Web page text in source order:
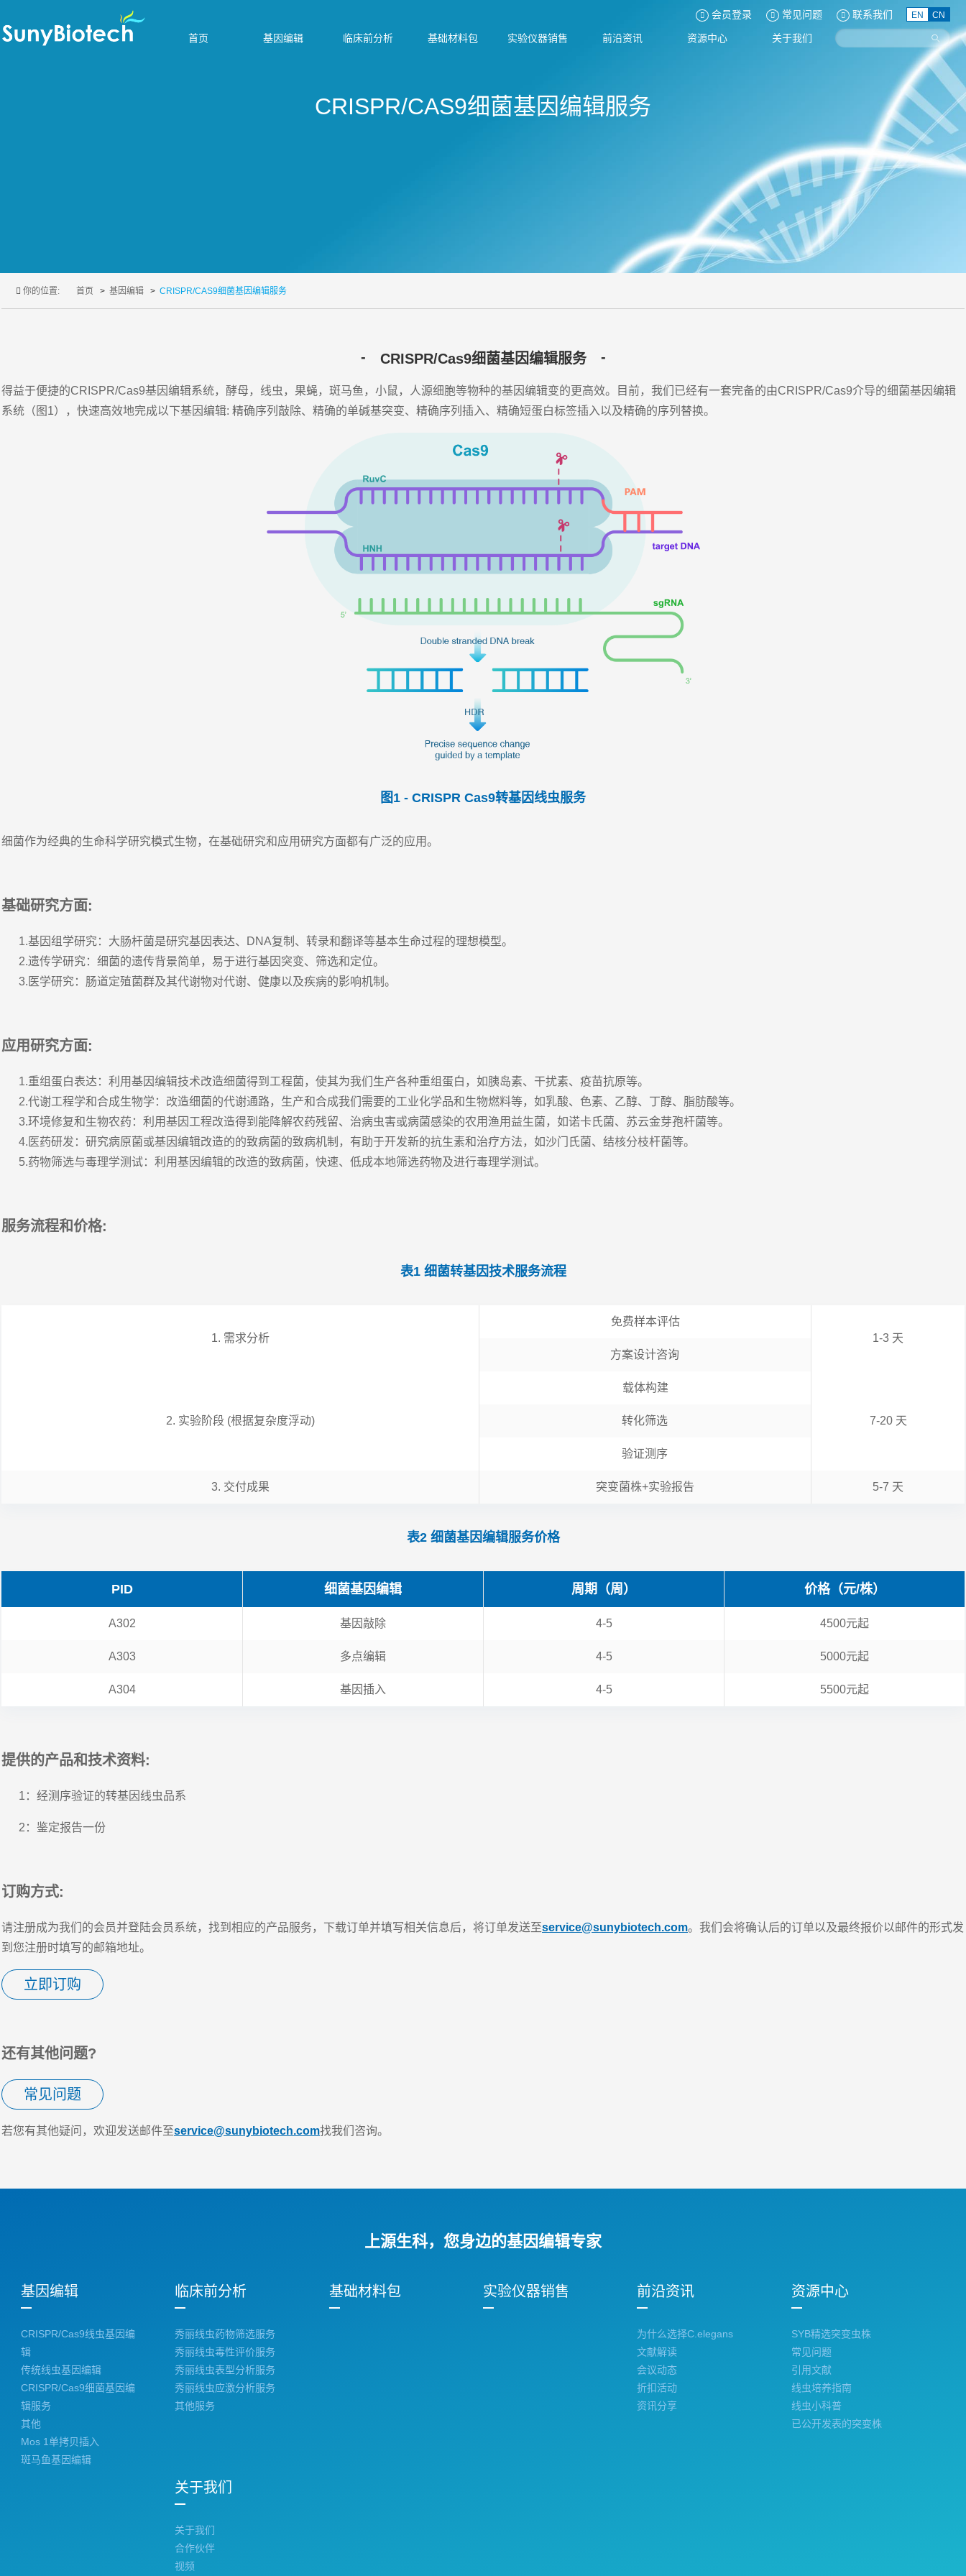
首页 基因编辑 临床前分析 基础材料包 实验仪器销售 前沿资讯 资源中心 关于我们
会员登录 常见问题 联系我们 EN CN
CRISPR/CAS9细菌基因编辑服务
你的位置: 首页 基因编辑 CRISPR/CAS9细菌基因编辑服务
CRISPR/Cas9细菌基因编辑服务
得益于便捷的CRISPR/Cas9基因编辑系统，酵母，线虫，果蝇，斑马鱼，小鼠，人源细胞等物种的基因编辑变的更高效。目前，我们已经有一套完备的由CRISPR/Cas9介导的细菌基因编辑
系统（图1），快速高效地完成以下基因编辑: 精确序列敲除、精确的单碱基突变、精确序列插入、精确短蛋白标签插入以及精确的序列替换。
图1 - CRISPR Cas9转基因线虫服务
细菌作为经典的生命科学研究模式生物，在基础研究和应用研究方面都有广泛的应用。
基础研究方面:
1.基因组学研究：大肠杆菌是研究基因表达、DNA复制、转录和翻译等基本生命过程的理想模型。
2.遗传学研究：细菌的遗传背景简单，易于进行基因突变、筛选和定位。
3.医学研究：肠道定殖菌群及其代谢物对代谢、健康以及疾病的影响机制。
应用研究方面:
1.重组蛋白表达：利用基因编辑技术改造细菌得到工程菌，使其为我们生产各种重组蛋白，如胰岛素、干扰素、疫苗抗原等。
2.代谢工程学和合成生物学：改造细菌的代谢通路，生产和合成我们需要的工业化学品和生物燃料等，如乳酸、色素、乙醇、丁醇、脂肪酸等。
3.环境修复和生物农药：利用基因工程改造得到能降解农药残留、治病虫害或病菌感染的农用渔用益生菌，如诺卡氏菌、苏云金芽孢杆菌等。
4.医药研发：研究病原菌或基因编辑改造的的致病菌的致病机制，有助于开发新的抗生素和治疗方法，如沙门氏菌、结核分枝杆菌等。
5.药物筛选与毒理学测试：利用基因编辑的改造的致病菌，快速、低成本地筛选药物及进行毒理学测试。
服务流程和价格:
表1 细菌转基因技术服务流程
1. 需求分析
免费样本评估
1-3 天
方案设计咨询
2. 实验阶段 (根据复杂度浮动)
载体构建
7-20 天
转化筛选
验证测序
3. 交付成果 突变菌株+实验报告 5-7 天
表2 细菌基因编辑服务价格
PID 细菌基因编辑 周期（周） 价格（元/株）
A302 基因敲除 4-5 4500元起
A303 多点编辑 4-5 5000元起
A304 基因插入 4-5 5500元起
提供的产品和技术资料:
1：经测序验证的转基因线虫品系
2：鉴定报告一份
订购方式:
请注册成为我们的会员并登陆会员系统，找到相应的产品服务，下载订单并填写相关信息后，将订单发送至service@sunybiotech.com。我们会将确认后的订单以及最终报价以邮件的形式发
到您注册时填写的邮箱地址。
立即订购
还有其他问题?
常见问题
若您有其他疑问，欢迎发送邮件至service@sunybiotech.com找我们咨询。
上源生科，您身边的基因编辑专家
基因编辑
CRISPR/Cas9线虫基因编
辑
传统线虫基因编辑
CRISPR/Cas9细菌基因编
辑服务
其他
Mos 1单拷贝插入
斑马鱼基因编辑
临床前分析
秀丽线虫药物筛选服务
秀丽线虫毒性评价服务
秀丽线虫表型分析服务
秀丽线虫应激分析服务
其他服务
基础材料包 实验仪器销售 前沿资讯
为什么选择C.elegans
文献解读
会议动态
折扣活动
资讯分享
资源中心
SYB精选突变虫株
常见问题
引用文献
线虫培养指南
线虫小科普
已公开发表的突变株
关于我们
关于我们
合作伙伴
视频